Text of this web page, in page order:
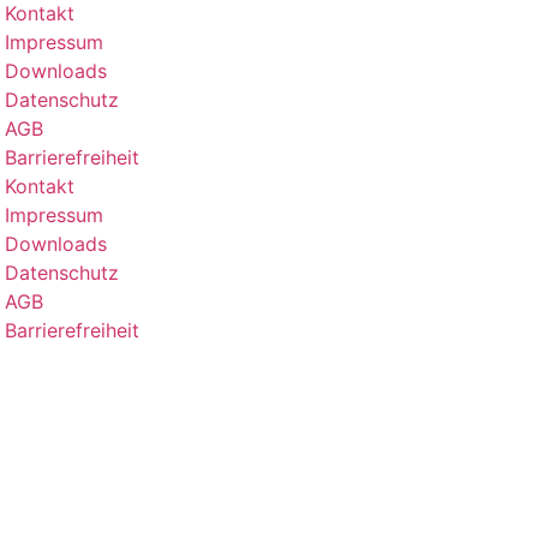
Kontakt
Impressum
Downloads
Datenschutz
AGB
Barrierefreiheit
Kontakt
Impressum
Downloads
Datenschutz
AGB
Barrierefreiheit